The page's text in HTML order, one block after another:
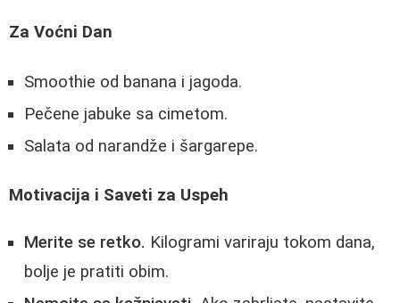
Za Voćni Dan
Smoothie od banana i jagoda.
Pečene jabuke sa cimetom.
Salata od narandže i šargarepe.
Motivacija i Saveti za Uspeh
Merite se retko. Kilogrami variraju tokom dana,
bolje je pratiti obim.